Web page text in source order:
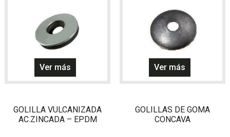
Ver más
variantes.
Las
GOLILLA VULCANIZADA
AC.ZINCADA – EPDM
Ver más
GOLILLAS DE GOMA
CONCAVA